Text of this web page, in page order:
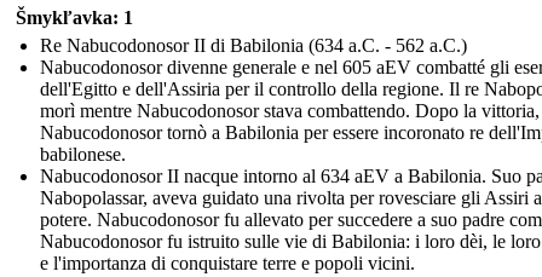
Šmykľavka: 1
Re Nabucodonosor II di Babilonia (634 a.C. - 562 a.C.)
Nabucodonosor divenne generale e nel 605 aEV combatté gli
dell'Egitto e dell'Assiria per il controllo della regione. Il re
morì mentre Nabucodonosor stava combattendo. Dopo la vittoria,
Nabucodonosor tornò a Babilonia per essere incoronato re
babilonese.
Nabucodonosor II nacque intorno al 634 aEV a Babilonia. Suo
Nabopolassar, aveva guidato una rivolta per rovesciare gli Assiri
potere. Nabucodonosor fu allevato per succedere a suo padre
Nabucodonosor fu istruito sulle vie di Babilonia: i loro dèi, le
e l'importanza di conquistare terre e popoli vicini.